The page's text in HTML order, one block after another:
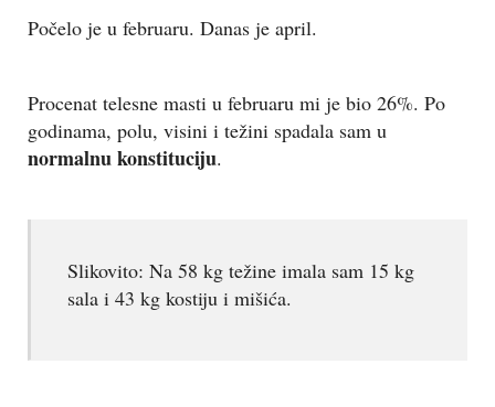
Počelo je u februaru. Danas je april.
Procenat telesne masti u februaru mi je bio 26%. Po
godinama, polu, visini i težini spadala sam u
normalnu konstituciju.
Slikovito: Na 58 kg težine imala sam 15 kg
sala i 43 kg kostiju i mišića.